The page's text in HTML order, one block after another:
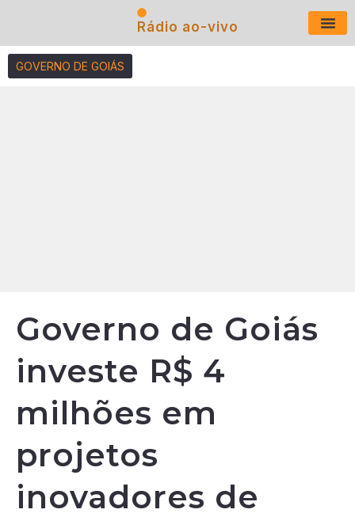
Rádio ao-vivo
GOVERNO DE GOIÁS
Governo de Goiás
investe R$ 4
milhões em
projetos
inovadores de